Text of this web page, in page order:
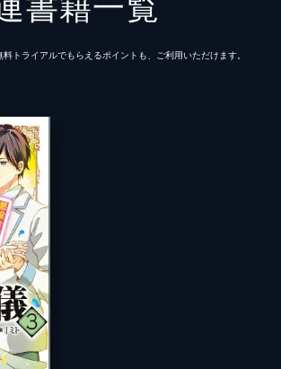
トライアルでもらえるポイントも、ご利⽤いただけます。